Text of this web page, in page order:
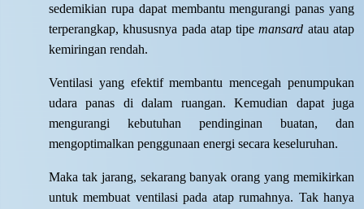
sedemikian rupa dapat membantu mengurangi panas yang
terperangkap, khususnya pada atap tipemansard atau atap
kemiringan rendah.
Ventilasi yang efektif membantu mencegah penumpukan
udara panas di dalam ruangan. Kemudian dapat juga
mengurangi kebutuhan pendinginan buatan, dan
mengoptimalkan penggunaan energi secara keseluruhan.
Maka tak jarang, sekarang banyak orang yang memikirkan
untuk membuat ventilasi pada atap rumahnya. Tak hanya